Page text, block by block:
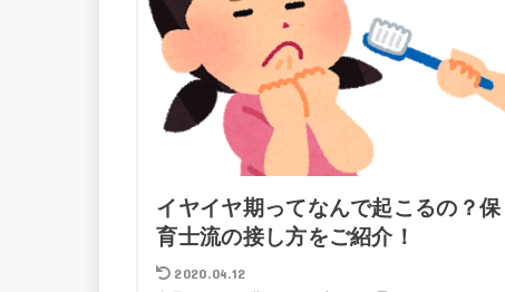
イヤイヤ期ってなんで起こるの？保
育士流の接し方をご紹介！
2020.04.12